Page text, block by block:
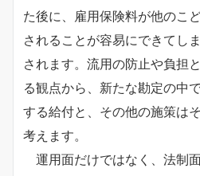
た後に、雇用保険料が他のこ
されることが容易にできてし
されます。流用の防止や負担
る観点から、新たな勘定の中
する給付と、その他の施策は
考えます。
運用面だけではなく、法制